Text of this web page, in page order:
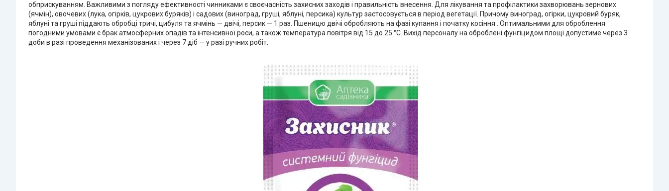
обприскуванням. Важливими з погляду ефективності чинниками є своєчасність захисних заходів і правильність внесення. Для лікування та профілактики захворювань зернових
(ячмін), овочевих (лука, огірків, цукрових буряків) і садових (виноград, груші, яблуні, персика) культур застосовується в період вегетації. Причому виноград, огірки, цукровий буряк,
яблуні та груші піддають обробці тричі, цибуля та ячмінь — двічі, персик — 1 раз. Пшеницю двічі обробляють на фазі купання і початку косіння . Оптимальними для оброблення
погодними умовами є брак атмосферних опадів та інтенсивної роси, а також температура повітря від 15 до 25 °C. Вихід персоналу на оброблені фунгіцидом площі допустиме через 3
доби в разі проведення механізованих і через 7 діб — у разі ручних робіт.